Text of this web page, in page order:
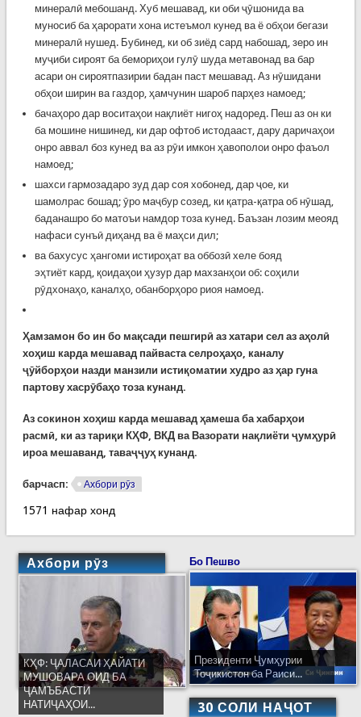
минералӣ мебошанд. Хуб мешавад, ки оби ҷӯшонида ва
муносиб ба ҳарорати хона истеъмол кунед ва ё обҳои бегази
минералӣ нушед. Бубинед, ки об зиёд сард набошад, зеро ин
муҷиби сироят ба бемориҳои гулӯ шуда метавонад ва бар
асари он сироятпазирии бадан паст мешавад. Аз нӯшидани
обҳои ширин ва газдор, ҳамчунин шароб парҳез намоед;
бачаҳоро дар воситаҳои нақлиёт нигоҳ надоред. Пеш аз он ки
ба мошине нишинед, ки дар офтоб истодааст, дару даричаҳои
онро аввал боз кунед ва аз рӯи имкон ҳавополои онро фаъол
намоед;
шахси гармозадаро зуд дар соя хобонед, дар ҷое, ки
шамолрас бошад; ӯро маҷбур созед, ки қатра-қатра об нӯшад,
баданашро бо матоъи намдор тоза кунед. Баъзан лозим меояд
нафаси сунъӣ диҳанд ва ё маҳси дил;
ва бахусус ҳангоми истироҳат ва оббозӣ хеле бояд
эҳтиёт кард, қоидаҳои ҳузур дар махзанҳои об: соҳили
рӯдхонаҳо, каналҳо, обанборҳоро риоя намоед.
Ҳамзамон бо ин бо мақсади пешгирӣ аз хатари сел аз аҳолӣ
хоҳиш карда мешавад пайваста селроҳаҳо, каналу
ҷӯйборҳои назди манзили истиқоматии худро аз ҳар гуна
партову хасрӯбаҳо тоза кунанд.
Аз сокинон хоҳиш карда мешавад ҳамеша ба хабарҳои
расмӣ, ки аз тариқи КҲФ, ВКД ва Вазорати нақлиёти ҷумҳурӣ
ироа мешаванд, таваҷҷуҳ кунанд.
барчасп: Ахбори рӯз
1571 нафар хонд
Ахбори рӯз
КҲФ: ҶАЛАСАИ ҲАЙАТИ
МУШОВАРА ОИД БА
ҶАМЪБАСТИ
НАТИҶАҲОИ...
Бо Пешво
Президенти Ҷумҳурии
Тоҷикистон ба Раиси...
30 СОЛИ НАҶОТ